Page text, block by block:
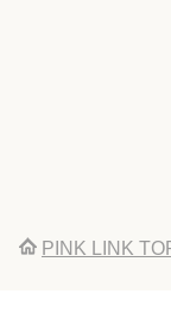
PINK LINK